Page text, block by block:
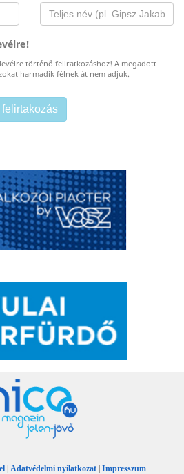
történő feliratkozáshoz! A megadott
harmadik félnek át nem adjuk.
Adatvédelmi nyilatkozat Impresszum